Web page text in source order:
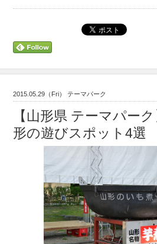
2015.05.29（Fri） テーマパーク
【山形県 テーマパー
形の遊びスポット4選